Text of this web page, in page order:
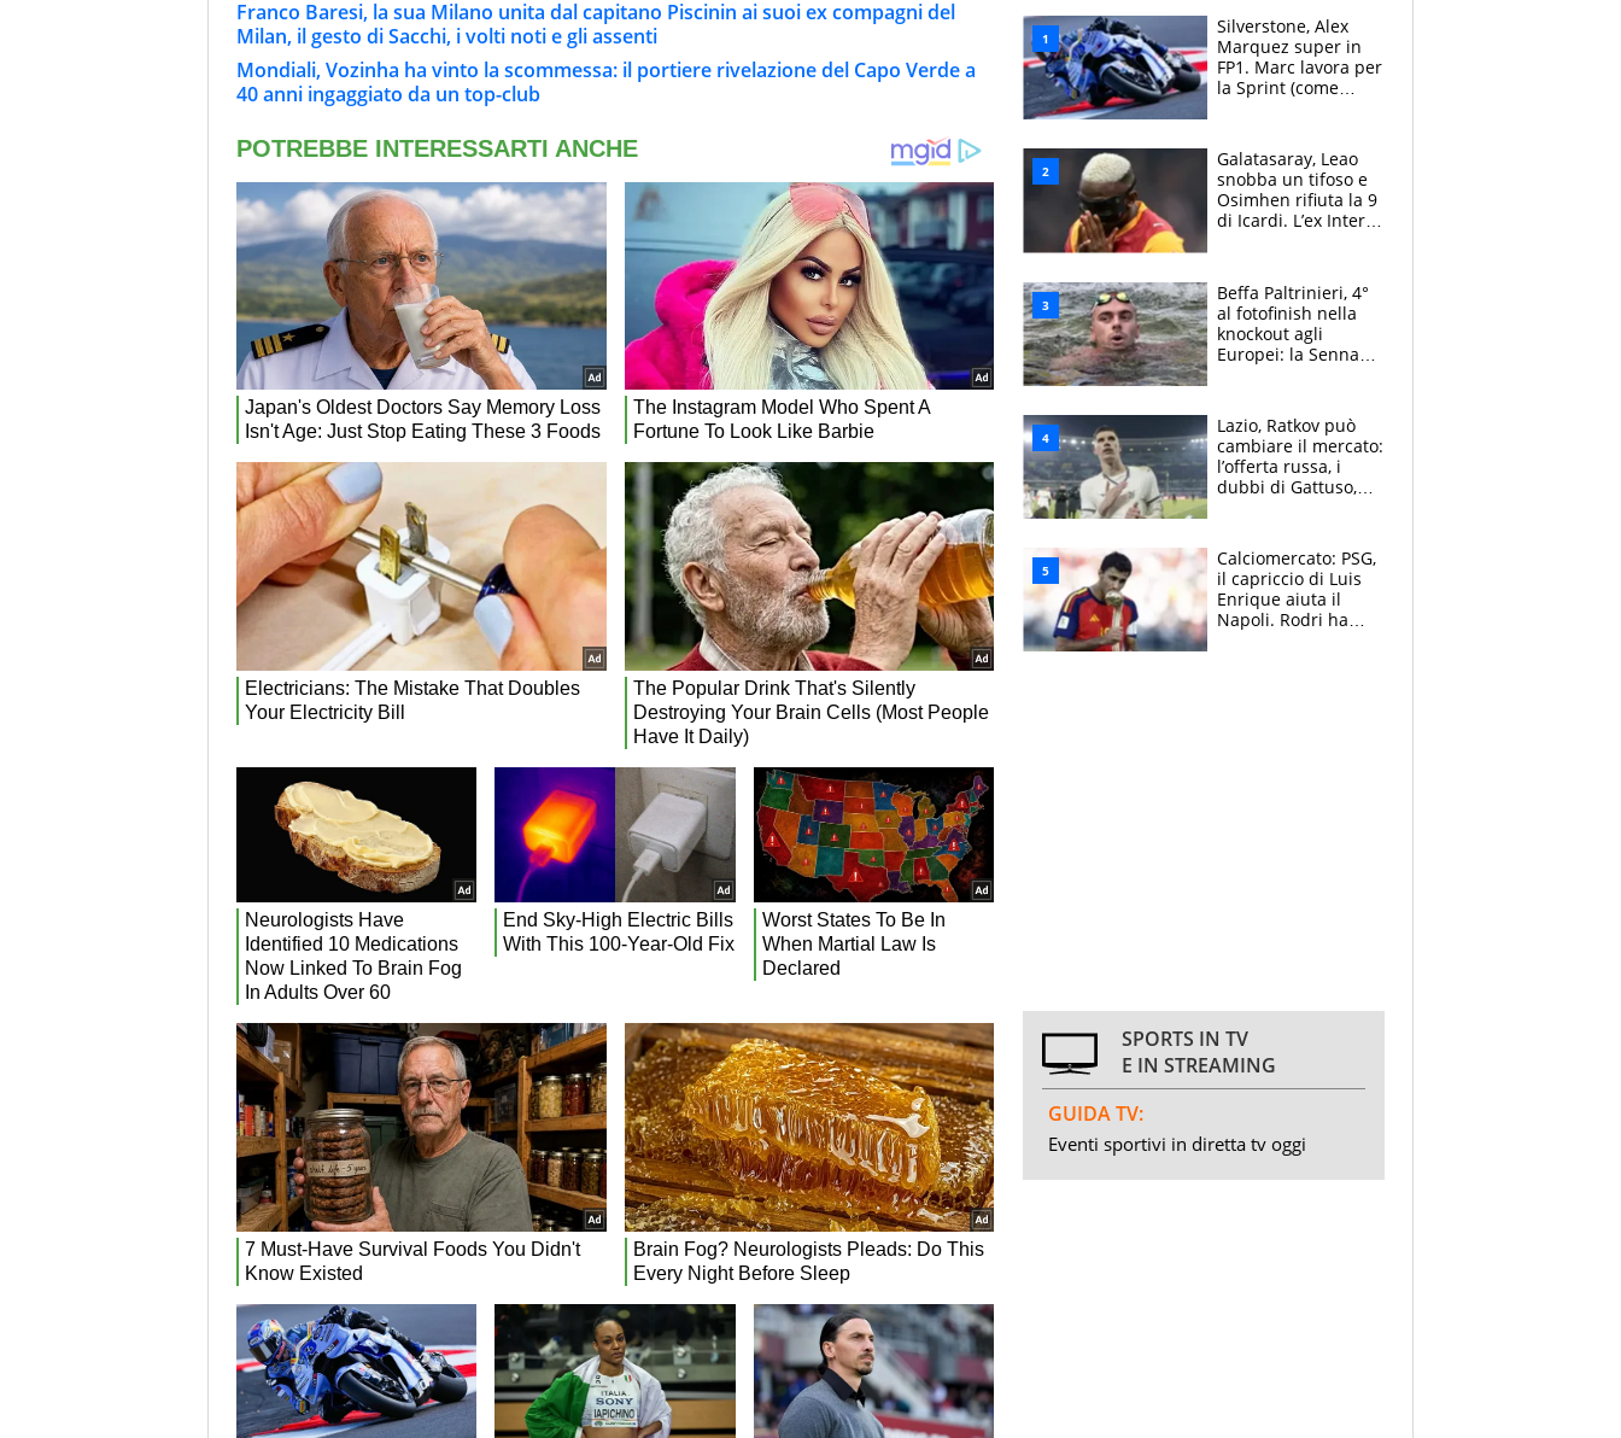
Franco Baresi, la sua Milano unita dal capitano Piscinin ai suoi ex compagni del
Milan, il gesto di Sacchi, i volti noti e gli assenti
Mondiali, Vozinha ha vinto la scommessa: il portiere rivelazione del Capo Verde a
40 anni ingaggiato da un top-club
Silverstone, Alex
Marquez super in
FP1. Marc lavora per
la Sprint (come
Galatasaray, Leao
snobba un tifoso e
Osimhen rifiuta la 9
di Icardi. L’ex Inter
Beffa Paltrinieri, 4°
al fotofinish nella
knockout agli
Europei: la Senna
Lazio, Ratkov può
cambiare il mercato:
l’offerta russa, i
dubbi di Gattuso,
Calciomercato: PSG,
il capriccio di Luis
Enrique aiuta il
Napoli. Rodri ha
SPORTS IN TV
E IN STREAMING
GUIDA TV:
Eventi sportivi in diretta tv oggi